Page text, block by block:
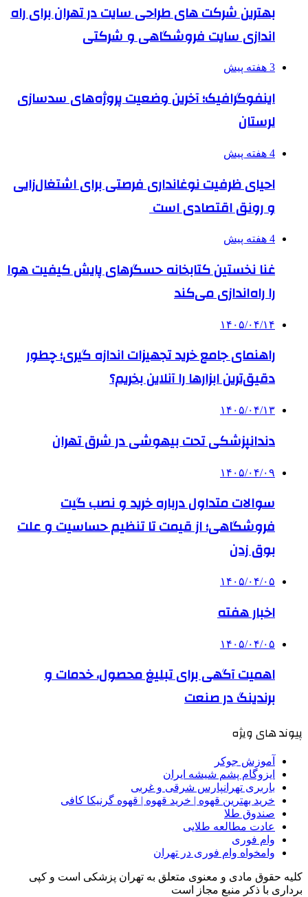
بهترین شرکت های طراحی سایت در تهران برای راه
اندازی سایت فروشگاهی و شرکتی
3 هفته پیش
اینفوگرافیک؛ آخرین وضعیت پروژه‌های سدسازی
لرستان
4 هفته پیش
احیای ظرفیت نوغانداری فرصتی برای اشتغال‌زایی
و رونق اقتصادی است
4 هفته پیش
غنا نخستین کتابخانه حسگرهای پایش کیفیت هوا
را راه‌اندازی می‌کند
۱۴۰۵/۰۴/۱۴
راهنمای جامع خرید تجهیزات اندازه گیری؛ چطور
دقیق‌ترین ابزارها را آنلاین بخریم؟
۱۴۰۵/۰۴/۱۳
دندانپزشکی تحت بیهوشی در شرق تهران
۱۴۰۵/۰۴/۰۹
سوالات متداول درباره خرید و نصب گیت
فروشگاهی؛ از قیمت تا تنظیم حساسیت و علت
بوق زدن
۱۴۰۵/۰۴/۰۵
اخبار هفته
۱۴۰۵/۰۴/۰۵
اهمیت آگهی برای تبلیغ محصول، خدمات و
برندینگ در صنعت
پیوند های ویژه
آموزش جوکر
ایزوگام پشم شیشه ایران
باربری تهرانپارس شرقی و غربی
خرید بهترین قهوه | خرید قهوه | قهوه گرنیکا کافی
صندوق طلا
عادت مطالعه طلایی
وام فوری
وامخواه وام فوری در تهران
کلیه حقوق مادی و معنوی متعلق به تهران پزشکی است و کپی
برداری با ذکر منبع مجاز است